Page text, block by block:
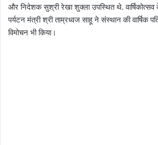
और निदेशक सुश्री रेखा शुक्ला उपस्थित थे. वार्षिकोत्सव
पर्यटन मंत्री श्री ताम्रध्वज साहू ने संस्थान की वार्षिक
विमोचन भी किया।